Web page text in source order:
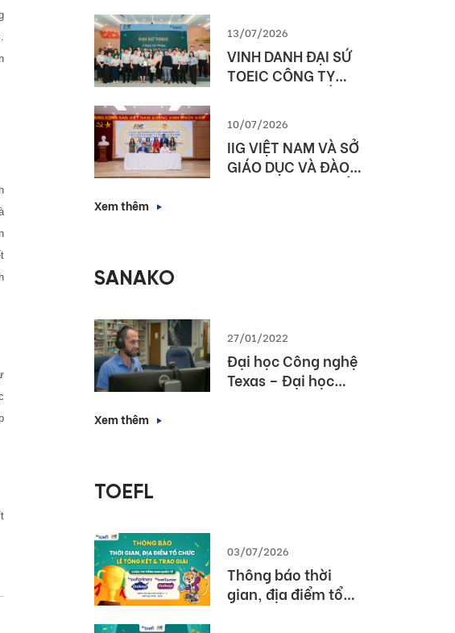
Partner Summit –
GPS) 2026
13/07/2026
VINH DANH ĐẠI SỨ
TOEIC CÔNG TY
ĐẮK LẮK (SIMEXCO
DAKLAK)
10/07/2026
IIG VIỆT NAM VÀ SỞ
GIÁO DỤC VÀ ĐÀO
Xem thêm
SANAKO
27/01/2022
Đại học Công nghệ
Texas – Đại học
Xem thêm
TOEFL
03/07/2026
Thông báo thời
gian, địa điểm tổ